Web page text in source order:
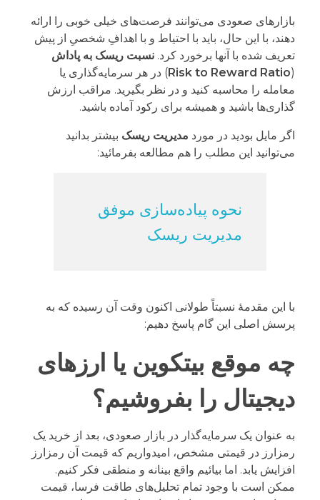
بازارهای صعودی می‌توانند فرصت‌های خیلی خوبی را ارائه
دهند، با این حال، باید با احتیاط و با اهدافِ شخصیِ از پیش
تعریف شده با آنها برخورد کرد. نسبت ریسک به پاداش
(
Risk to Reward Ratio) در هر سرمایه‌گذاری یا
معامله را محاسبه کنید و در نظر بگیرید. مراقب ارزش
گذاری‌ها باشید و همیشه برای رکود آماده باشید.
اگر مایل بودید در مورد مدیریت ریسک بیشتر بدانید
می‌توانید این مطلب را هم مطالعه بفرمائید:
نحوه پیاده‌سازی موفق
مدیریت ریسک
با این مقدمۀ نسبتاً طولانی اکنون وقت آن رسیده که به
پرسش اصلی این گام پاسخ دهیم:
چه موقع بیتکوین یا ارزهای
دیجیتال را بفروشیم؟
به عنوان یک سرمایه‌گذار در بازار صعودی، بعد از خرید یک
رمزارز در قیمتی مشخص، امیدواریم که قیمت آن رمزارز
افزایش یابد. اما بیائیم واقع بینانه و منطقی فکر کنیم.
ممکن است با وجود تمام تحلیل‌های طاقت فرسا، قیمت